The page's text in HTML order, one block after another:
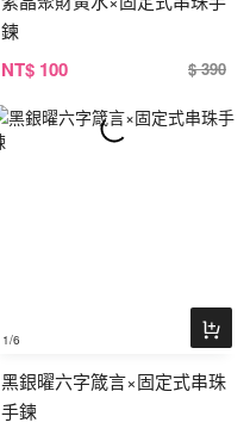
鍊
NT$ 100 $ 390
1/6
黑銀曜六字箴言×固定式串珠
手鍊